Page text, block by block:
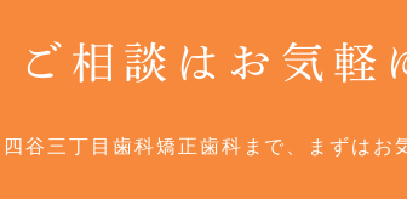
ご相談はお気軽
谷三丁目歯科矯正歯科まで、まずはお